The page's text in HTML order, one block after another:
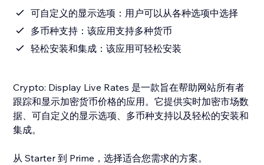
可自定义的显示选项：用户可以从各种选项中选择
多币种支持：该应用支持多种货币
轻松安装和集成：该应用可轻松安装
Crypto: Display Live Rates 是一款旨在帮助网站所有者
跟踪和显示加密货币价格的应用。它提供实时加密市场数
据、可自定义的显示选项、多币种支持以及轻松的安装和
集成。
从 Starter 到 Prime，选择适合您需求的方案。